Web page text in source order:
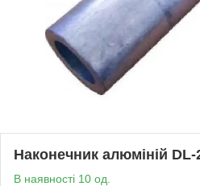
Наконечник алюміній
В наявності 10 од.